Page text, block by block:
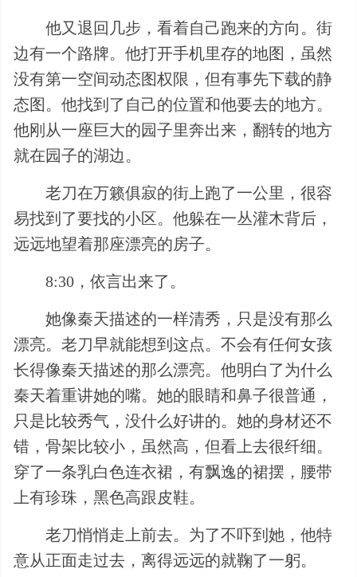
他又退回几步，看着自己跑来的方向。街
边有一个路牌。他打开手机里存的地图，虽然
没有第一空间动态图权限，但有事先下载的静
态图。他找到了自己的位置和他要去的地方。
他刚从一座巨大的园子里奔出来，翻转的地方
就在园子的湖边。
老刀在万籁俱寂的街上跑了一公里，很容
易找到了要找的小区。他躲在一丛灌木背后，
远远地望着那座漂亮的房子。
8:30，依言出来了。
她像秦天描述的一样清秀，只是没有那么
漂亮。老刀早就能想到这点。不会有任何女孩
长得像秦天描述的那么漂亮。他明白了为什么
秦天着重讲她的嘴。她的眼睛和鼻子很普通，
只是比较秀气，没什么好讲的。她的身材还不
错，骨架比较小，虽然高，但看上去很纤细。
穿了一条乳白色连衣裙，有飘逸的裙摆，腰带
上有珍珠，黑色高跟皮鞋。
老刀悄悄走上前去。为了不吓到她，他特
意从正面走过去，离得远远的就鞠了一躬。